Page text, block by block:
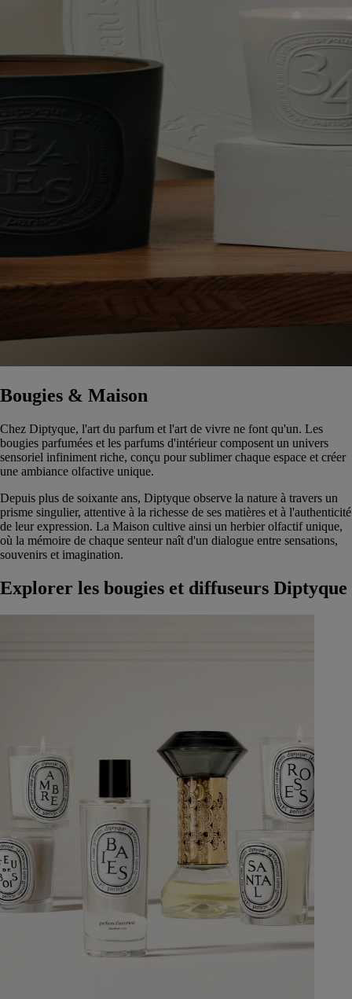
Bougies & Maison
Chez Diptyque, l'art du parfum et l'art de vivre ne font qu'un. Les
bougies parfumées et les parfums d'intérieur composent un univers
sensoriel infiniment riche, conçu pour sublimer chaque espace et créer
une ambiance olfactive unique.
Depuis plus de soixante ans, Diptyque observe la nature à travers un
prisme singulier, attentive à la richesse de ses matières et à l'authenticité
de leur expression. La Maison cultive ainsi un herbier olfactif unique,
où la mémoire de chaque senteur naît d'un dialogue entre sensations,
souvenirs et imagination.
Explorer les bougies et diffuseurs Diptyque